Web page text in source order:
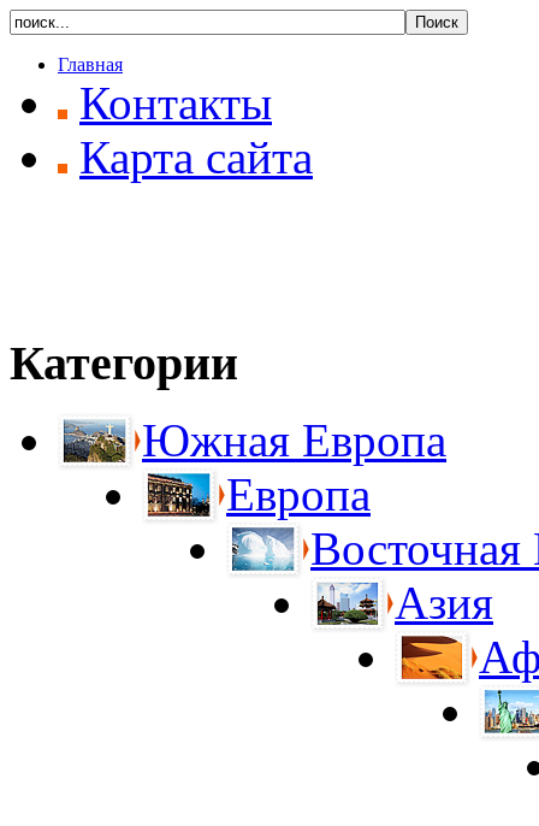
Главная
Контакты
Карта сайта
Категории
Южная Европа
Европа
Восточная
Азия